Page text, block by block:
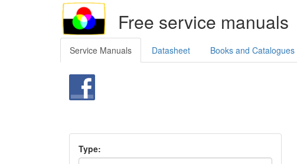
Free service manuals
Service Manuals Datasheet Books and Catalogues
Type: